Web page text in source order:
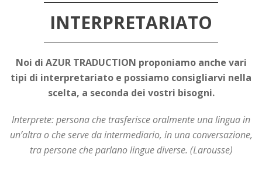
INTERPRETARIATO
Noi di AZUR TRADUCTION proponiamo anche vari
tipi di interpretariato e possiamo consigliarvi nella
scelta, a seconda dei vostri bisogni.
Interprete: persona che trasferisce oralmente una lingua in
un’altra o che serve da intermediario, in una conversazione,
tra persone che parlano lingue diverse. (Larousse)